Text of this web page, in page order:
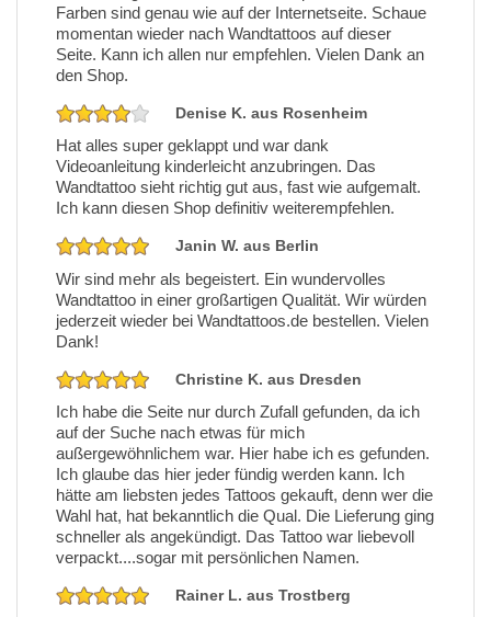
Farben sind genau wie auf der Internetseite. Schaue
momentan wieder nach Wandtattoos auf dieser
Seite. Kann ich allen nur empfehlen. Vielen Dank an
den Shop.
Denise K. aus Rosenheim
Hat alles super geklappt und war dank
Videoanleitung kinderleicht anzubringen. Das
Wandtattoo sieht richtig gut aus, fast wie aufgemalt.
Ich kann diesen Shop definitiv weiterempfehlen.
Janin W. aus Berlin
Wir sind mehr als begeistert. Ein wundervolles
Wandtattoo in einer großartigen Qualität. Wir würden
jederzeit wieder bei Wandtattoos.de bestellen. Vielen
Dank!
Christine K. aus Dresden
Ich habe die Seite nur durch Zufall gefunden, da ich
auf der Suche nach etwas für mich
außergewöhnlichem war. Hier habe ich es gefunden.
Ich glaube das hier jeder fündig werden kann. Ich
hätte am liebsten jedes Tattoos gekauft, denn wer die
Wahl hat, hat bekanntlich die Qual. Die Lieferung ging
schneller als angekündigt. Das Tattoo war liebevoll
verpackt....sogar mit persönlichen Namen.
Rainer L. aus Trostberg